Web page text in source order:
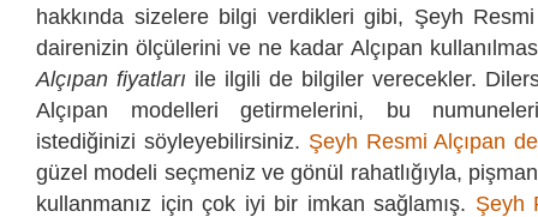
hakkında sizelere bilgi verdikleri gibi, Şeyh
dairenizin ölçülerini ve ne kadar Alçıpan
Alçıpan fiyatları ile ilgili de bilgiler verecekler.
Alçıpan modelleri getirmelerini, bu
istediğinizi söyleyebilirsiniz. Şeyh Resmi Alçıpan
güzel modeli seçmeniz ve gönül rahatlığıyla,
kullanmanız için çok iyi bir imkan sağlamış. Şeyh